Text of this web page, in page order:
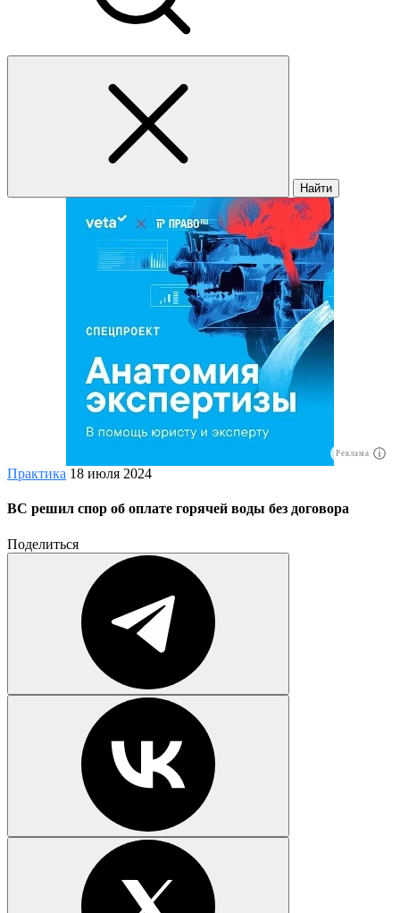
Найти
Реклама
Практика 18 июля 2024
ВС решил спор об оплате горячей воды без договора
Поделиться